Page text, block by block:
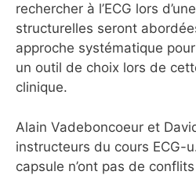
rechercher à l’ECG lors
structurelles seront
approche systématique pour
un outil de choix lors de
clinique.
Alain Vadeboncoeur et
instructeurs du cours ECG-
capsule n’ont pas de